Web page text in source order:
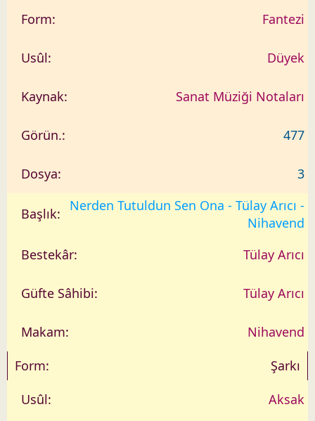
Fantezi
Düyek
Sanat Müziği Notaları
477
3
Nerden Tutuldun Sen Ona - Tülay Arıcı -
Nihavend
Tülay Arıcı
Tülay Arıcı
Nihavend
Şarkı
Aksak